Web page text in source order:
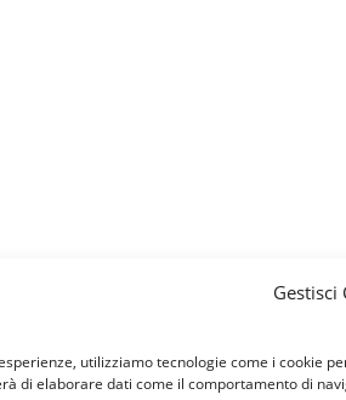
Gestisci
utilizziamo tecnologie come i cookie
di elaborare dati come il comportamento di